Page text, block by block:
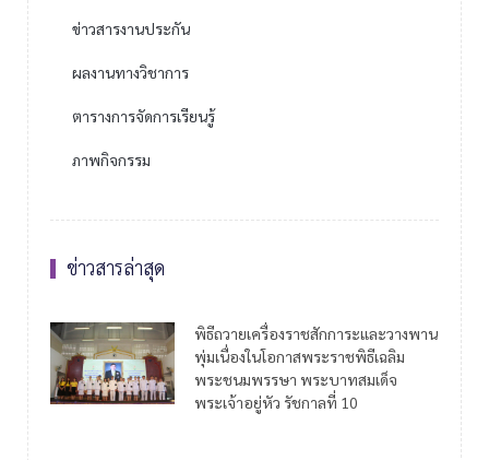
ข่าวสารงานประกัน
ผลงานทางวิชาการ
ตารางการจัดการเรียนรู้
ภาพกิจกรรม
ข่าวสารล่าสุด
พิธีถวายเครื่องราชสักการะและวางพาน
พุ่มเนื่องในโอกาสพระราชพิธีเฉลิม
พระชนมพรรษา พระบาทสมเด็จ
พระเจ้าอยู่หัว รัชกาลที่ 10